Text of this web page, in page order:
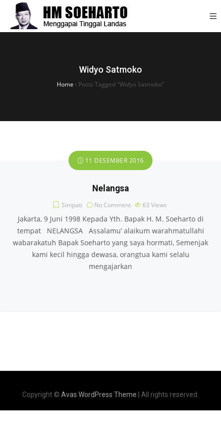
Widyo Satmoko
Home › Posts Tagged "Widyo Satmoko"
11 DESEMBER 2016
Nelangsa
Simpati No Comment 63 Views
Jakarta, 9 Juni 1998 Kepada Yth. Bapak H. M. Soeharto di
tempat NELANGSA Assalamu’ alaikum warahmatullahi
wabarakatuh Bapak Soeharto yang saya hormati, Semenjak
kami kecil hingga dewasa, orangtua kami selalu
mengajarkan
Copyright © Avas WordPress Theme | All rights reserved.